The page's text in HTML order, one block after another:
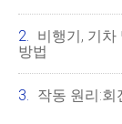
비행기, 기
방법
작동 원리:회